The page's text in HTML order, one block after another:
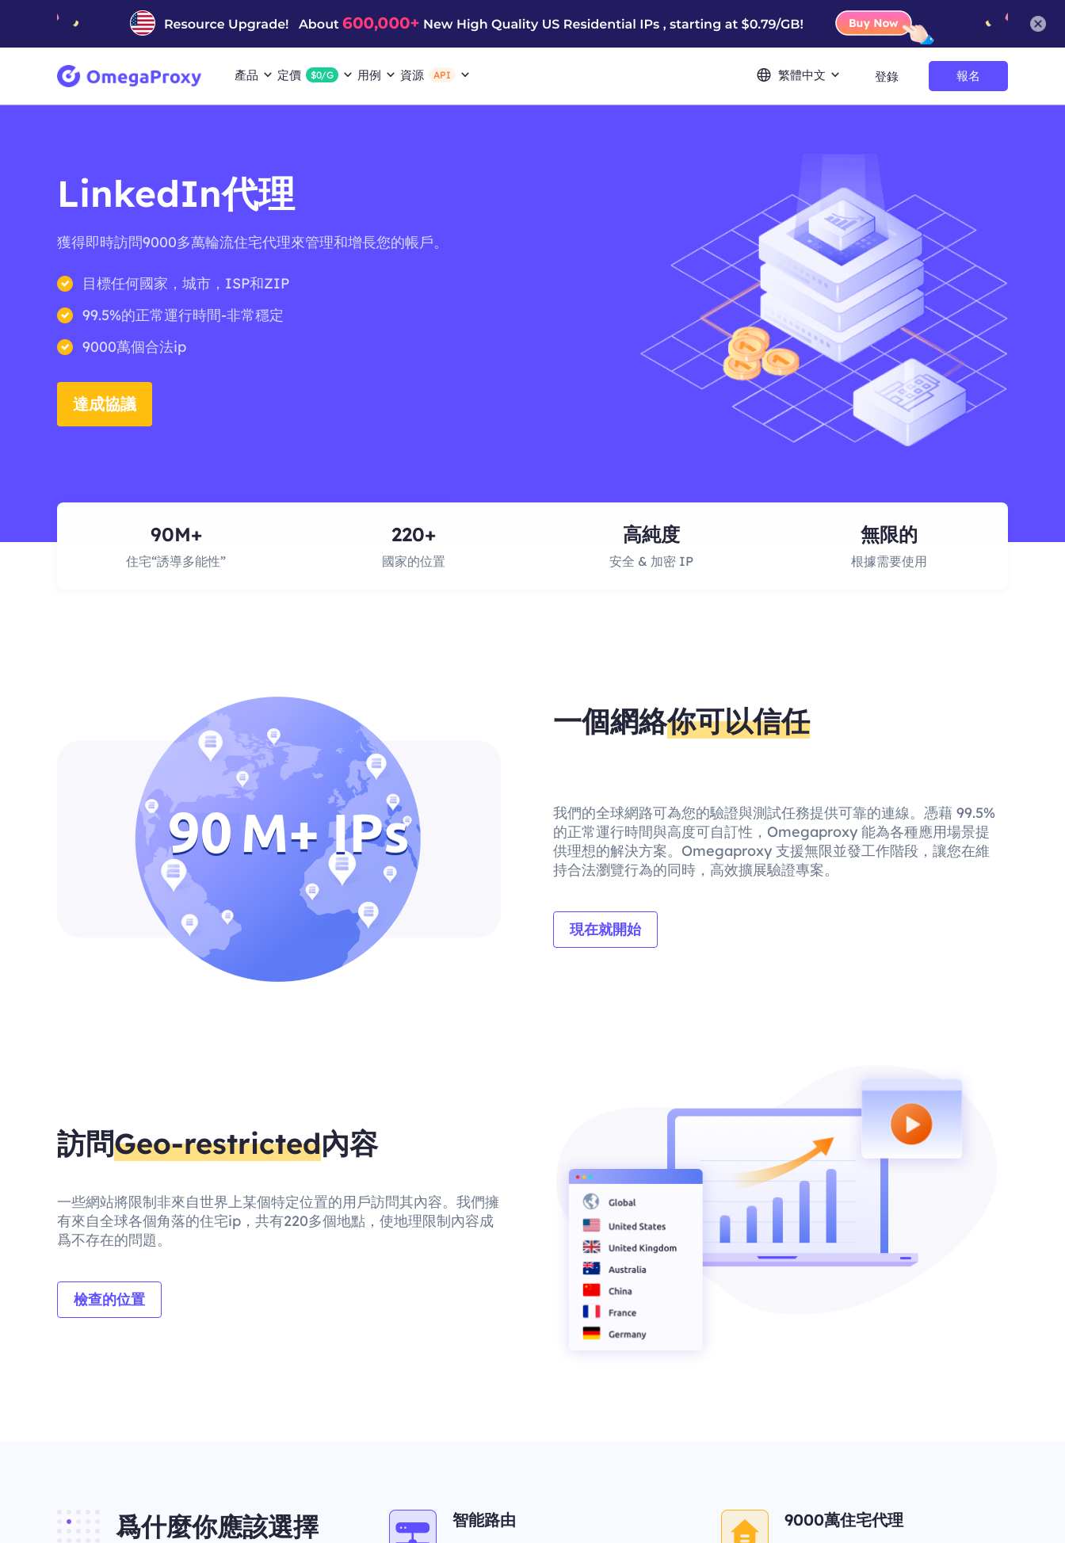
產品 定價 $0/G 用例 資源 API 繁體中文 登錄 報名
LinkedIn代理
獲得即時訪問9000多萬輪流住宅代理來管理和增長您的帳戶。
目標任何國家，城市，ISP和ZIP
99.5%的正常運行時間-非常穩定
9000萬個合法ip
達成協議
90M+
住宅“誘導多能性”
220+
國家的位置
高純度
安全 & 加密 IP
無限的
根據需要使用
一個網絡你可以信任
我們的全球網路可為您的驗證與測試任務提供可靠的連線。憑藉 99.5%
的正常運行時間與高度可自訂性，Omegaproxy 能為各種應用場景提
供理想的解決方案。Omegaproxy 支援無限並發工作階段，讓您在維
持合法瀏覽行為的同時，高效擴展驗證專案。
現在就開始
訪問Geo-restricted內容
一些網站將限制非來自世界上某個特定位置的用戶訪問其內容。我們擁
有來自全球各個角落的住宅ip，共有220多個地點，使地理限制內容成
爲不存在的問題。
檢查的位置
爲什麼你應該選擇
智能路由 9000萬住宅代理